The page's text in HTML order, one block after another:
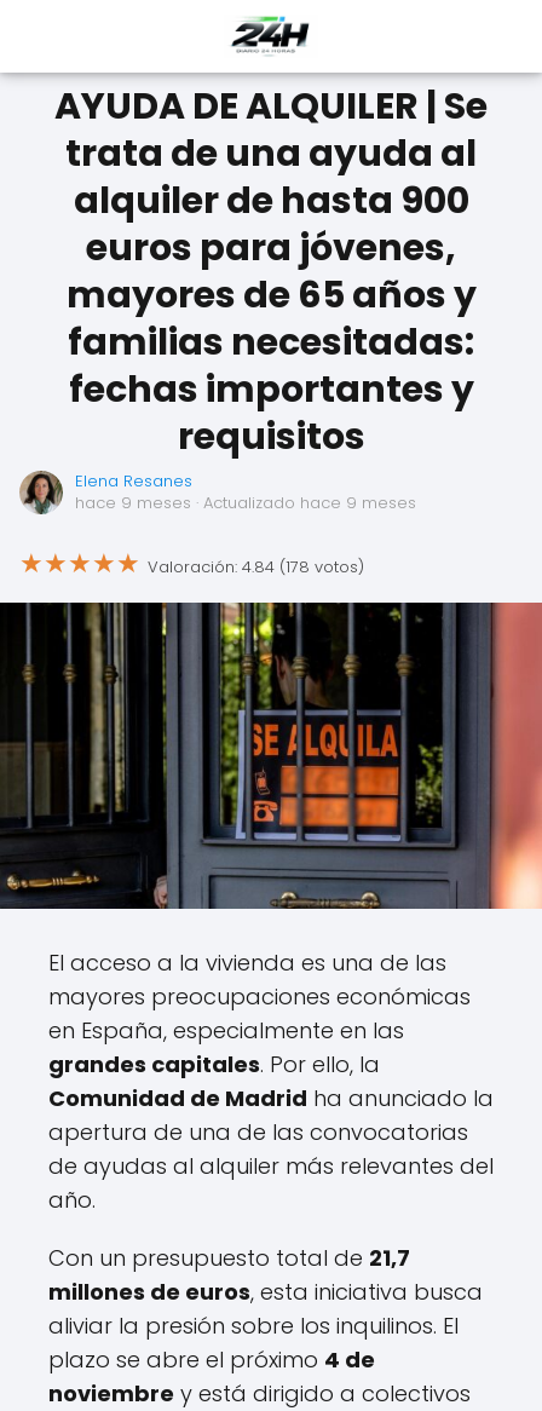
AYUDA DE ALQUILER | Se
trata de una ayuda al
alquiler de hasta 900
euros para jóvenes,
mayores de 65 años y
familias necesitadas:
fechas importantes y
requisitos
Elena Resanes
hace 9 meses · Actualizado hace 9 meses
★★★★★ Valoración: 4.84 (178 votos)
El acceso a la vivienda es una de las
mayores preocupaciones económicas
en España, especialmente en las
grandes capitales. Por ello, la
Comunidad de Madrid ha anunciado la
apertura de una de las convocatorias
de ayudas al alquiler más relevantes del
año.
Con un presupuesto total de 21,7
millones de euros, esta iniciativa busca
aliviar la presión sobre los inquilinos. El
plazo se abre el próximo 4 de
noviembre y está dirigido a colectivos